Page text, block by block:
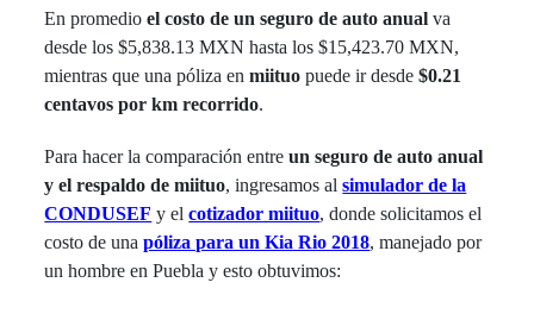
En promedioel costo de un seguro de auto anualva
desde los $5,838.13 MXN hasta los $15,423.70 MXN,
mientras que una póliza en miituopuede ir desde$0.21
centavos por km recorrido.
Para hacer la comparación entreun seguro de auto anual
y el respaldo de miituo, ingresamos al simulador de la
CONDUSEF y el cotizador miituo, donde solicitamos el
costo de unapóliza para un Kia Rio 2018, manejado por
un hombre en Puebla y esto obtuvimos: